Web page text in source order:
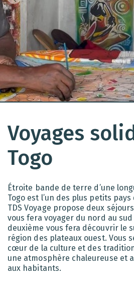
Voyages
Togo
Étroite bande de terre d’une
Togo est l’un des plus petits pays
TDS Voyage propose deux
vous fera voyager du nord au
deuxième vous fera découvrir le
région des plateaux ouest. Vous
cœur de la culture et des
une atmosphère chaleureuse et
aux habitants.